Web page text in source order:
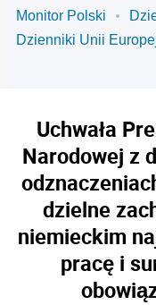
Monitor Polski
Dzienniki Unii
Uchwała
Narodowej z
dzielne
niemieckim
pracę i